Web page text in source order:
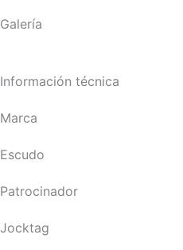
Galería
Información técnica
Marca
Escudo
Patrocinador
Jocktag